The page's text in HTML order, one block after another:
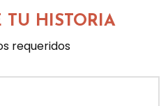
TU HISTORIA
requeridos